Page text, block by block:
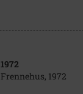
1972
Frennehus, 1972